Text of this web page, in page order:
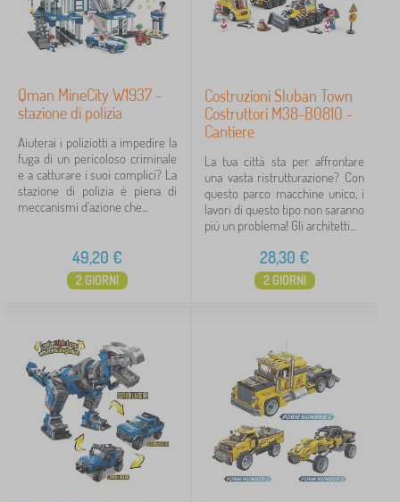
Qman MineCity W1937 -
stazione di polizia
Aiuterai i poliziotti a impedire la
fuga di un pericoloso criminale
e a catturare i suoi complici? La
stazione di polizia è piena di
meccanismi d'azione che...
49,20 €
2 GIORNI
Costruzioni Sluban Town
Costruttori M38-B0810 -
Cantiere
La tua città sta per affrontare
una vasta ristrutturazione? Con
questo parco macchine unico, i
lavori di questo tipo non saranno
più un problema! Gli architetti...
28,30 €
2 GIORNI